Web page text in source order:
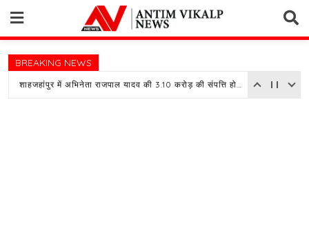
content
BREAKING NEWS
शाहजहांपुर में अभिनेता राजपाल यादव की 3.10 करोड़ की संपत्ति होगी नीलाम, बैंक ने चस्पा किया नोटिस